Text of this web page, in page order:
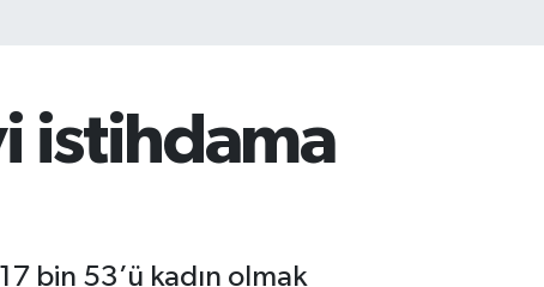
istihdama
bin 53’ü kadın olmak